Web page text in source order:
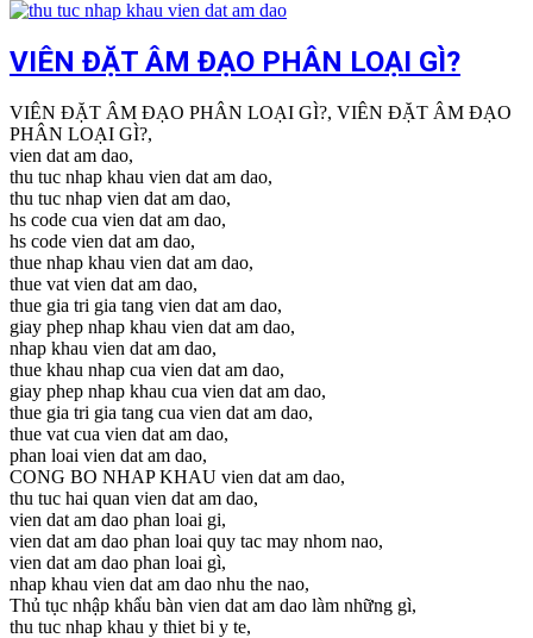
VIÊN ĐẶT ÂM ĐẠO PHÂN LOẠI GÌ?
VIÊN ĐẶT ÂM ĐẠO PHÂN LOẠI GÌ?, VIÊN ĐẶT ÂM ĐẠO
PHÂN LOẠI GÌ?,
vien dat am dao,
thu tuc nhap khau vien dat am dao,
thu tuc nhap vien dat am dao,
hs code cua vien dat am dao,
hs code vien dat am dao,
thue nhap khau vien dat am dao,
thue vat vien dat am dao,
thue gia tri gia tang vien dat am dao,
giay phep nhap khau vien dat am dao,
nhap khau vien dat am dao,
thue khau nhap cua vien dat am dao,
giay phep nhap khau cua vien dat am dao,
thue gia tri gia tang cua vien dat am dao,
thue vat cua vien dat am dao,
phan loai vien dat am dao,
CONG BO NHAP KHAU vien dat am dao,
thu tuc hai quan vien dat am dao,
vien dat am dao phan loai gi,
vien dat am dao phan loai quy tac may nhom nao,
vien dat am dao phan loai gì,
nhap khau vien dat am dao nhu the nao,
Thủ tục nhập khẩu bàn vien dat am dao làm những gì,
thu tuc nhap khau y thiet bi y te,